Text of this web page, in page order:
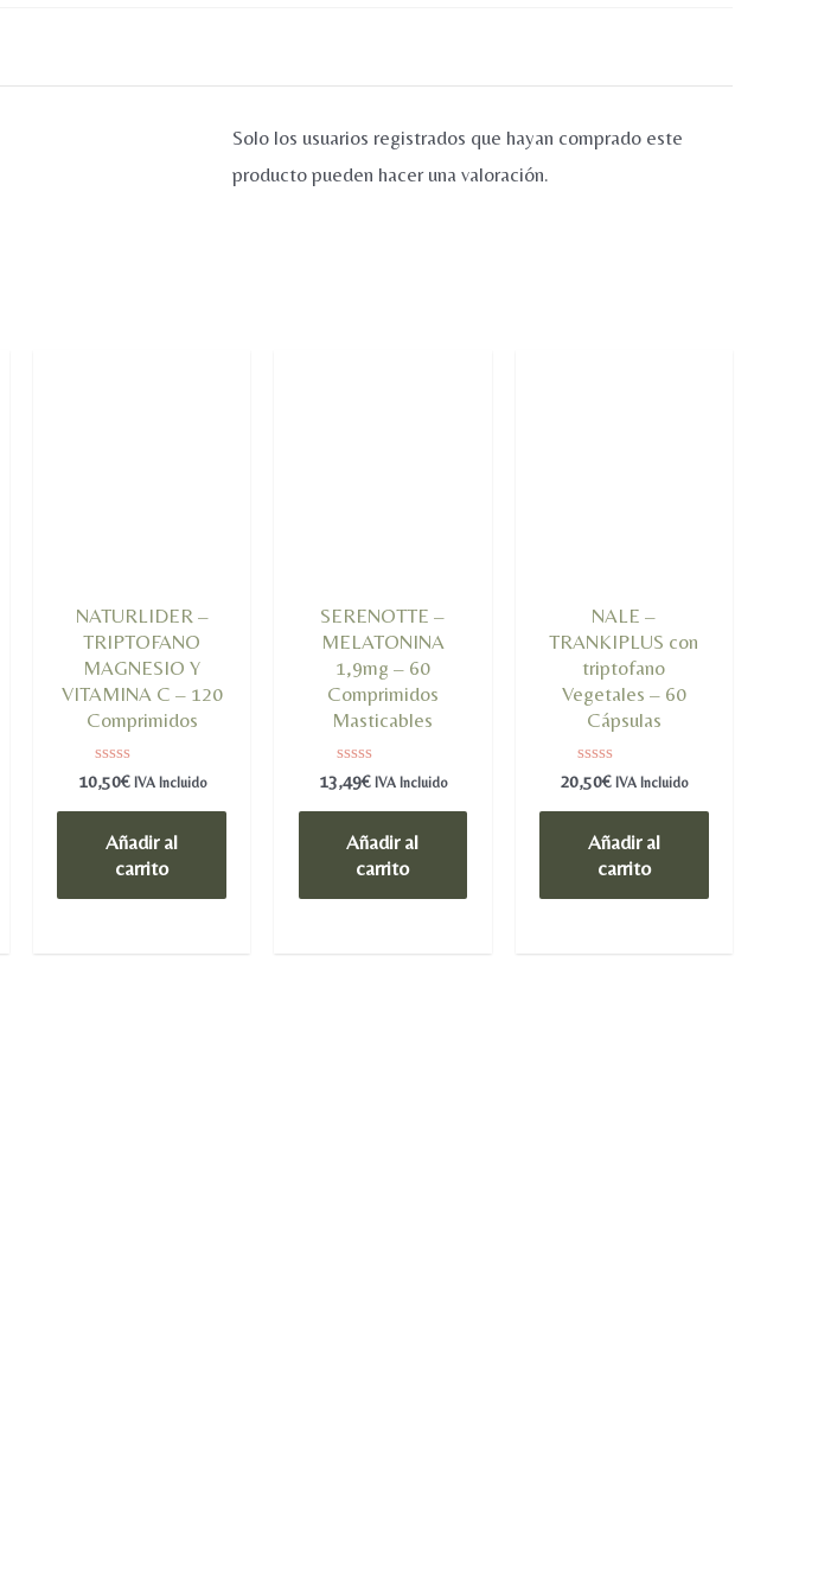
Solo los usuarios registrados que hayan comprado este
producto pueden hacer una valoración.
NATURLIDER –
TRIPTOFANO
MAGNESIO Y
VITAMINA C – 120
Comprimidos
Valorado
en
0
10,50€ IVA Incluido
Añadir al
carrito
SERENOTTE –
MELATONINA
1,9mg – 60
Comprimidos
Masticables
Valorado
en
0
13,49€ IVA Incluido
Añadir al
carrito
NALE –
TRANKIPLUS con
triptofano
Vegetales – 60
Cápsulas
Valorado
en
0
20,50€ IVA Incluido
Añadir al
carrito